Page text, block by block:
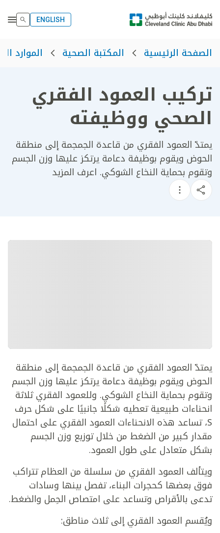
ENGLISH
الصفحة الرئيسية المكتبة الصحية الموارد
تركيب العمود الفقري
الصحي ووظيفته
يمتدّ العمود الفقري من قاعدة الجمجمة إلى منطقة
الحوض ويقوم بوظيفة دعامة يرتكز عليها وزن الجسم
وتقوم بحماية النخاع الشوكي. اعرف المزيد
يمتدّ العمود الفقري من قاعدة الجمجمة إلى منطقة
الحوض ويقوم بوظيفة دعامة يرتكز عليها وزن الجسم
وتقوم بحماية النخاع الشوكي. وللعمود الفقري ثلاثة
انحناءات طبيعية تعطيه شكلًا جانبيًا على شكل حرف
S، تساعد هذه الانحناءات العمود الفقري على احتمال
مقدار كبير من الضغط من خلال توزيع وزن الجسم
بشكل متعادل على طول العمود.
ويتألف العمود الفقري من سلسلة من العظام تتراكب
فوق بعضها كحجرات البناء، تفصل بينها وسادات
تدعى بالأقراص وتساعد على امتصاص الحِمل والضغط.
ويُقسم العمود الفقري إلى ثلاث مناطق: